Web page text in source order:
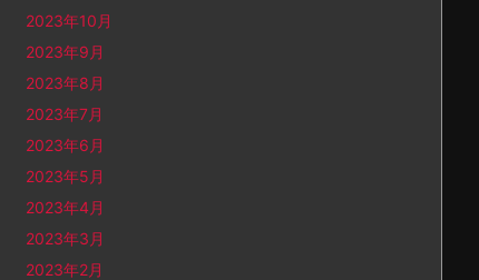
2023年10月
2023年9月
2023年8月
2023年7月
2023年6月
2023年5月
2023年4月
2023年3月
2023年2月